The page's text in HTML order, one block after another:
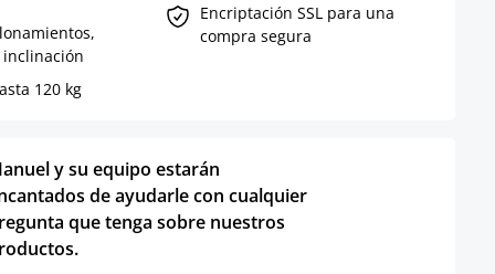
120 kg
Encriptación SSL para una
compra segura
y su equipo estarán
de ayudarle con cualquier
que tenga sobre nuestros